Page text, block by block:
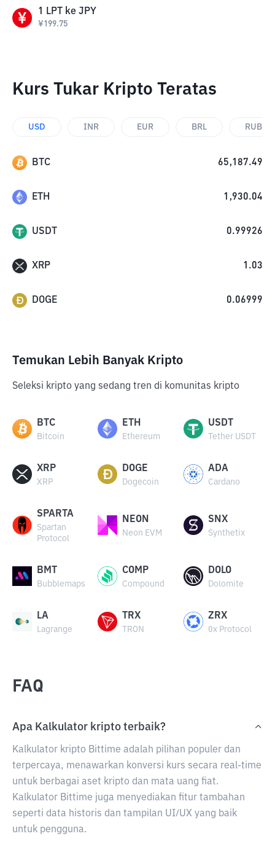
1 LPT ke JPY
¥199.75
Kurs Tukar Kripto Teratas
USD INR EUR BRL RUB
BTC 65,187.49
ETH 1,930.04
USDT 0.99926
XRP 1.03
DOGE 0.06999
Temukan Lebih Banyak Kripto
Seleksi kripto yang sedang tren di komunitas kripto
BTC
Bitcoin
ETH
Ethereum
USDT
Tether USDT
XRP
XRP
DOGE
Dogecoin
ADA
Cardano
SPARTA
Spartan
Protocol
NEON
Neon EVM
SNX
Synthetix
BMT
Bubblemaps
COMP
Compound
DOLO
Dolomite
LA
Lagrange
TRX
TRON
ZRX
0x Protocol
FAQ
Apa Kalkulator kripto terbaik?
Kalkulator kripto Bittime adalah pilihan populer dan
terpercaya, menawarkan konversi kurs secara real-time
untuk berbagai aset kripto dan mata uang fiat.
Kalkulator Bittime juga menyediakan fitur tambahan
seperti data historis dan tampilan UI/UX yang baik
untuk pengguna.